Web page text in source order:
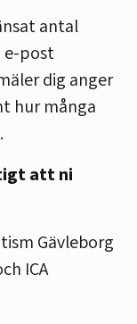
antal
e-post
dig anger
hur många
att ni
Gävleborg
ICA